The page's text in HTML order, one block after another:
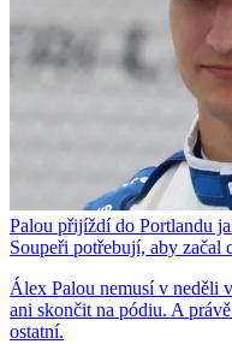
Palou přijíždí do Portlandu
Soupeři potřebují, aby začal
Álex Palou nemusí v neděli
ani skončit na pódiu. A
ostatní.